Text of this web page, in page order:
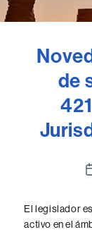
de
El legislador
activo en el